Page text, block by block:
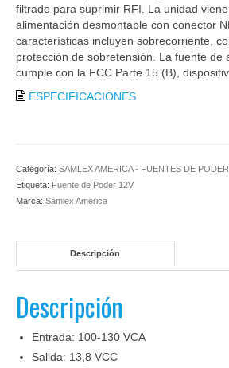
filtrado para suprimir RFI. La unidad
alimentación desmontable con conector
características incluyen sobrecorriente,
protección de sobretensión. La fuente de
cumple con la FCC Parte 15 (B),
ESPECIFICACIONES
Categoría: SAMLEX AMERICA - FUENTES DE PODER
Etiqueta: Fuente de Poder 12V
Marca: Samlex America
Descripción
Descripción
Entrada: 100-130 VCA
Salida: 13,8 VCC